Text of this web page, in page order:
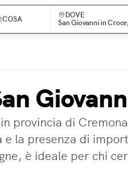
COSA
DOVE
San Giovanni in
provincia di
la presenza di
è ideale per chi